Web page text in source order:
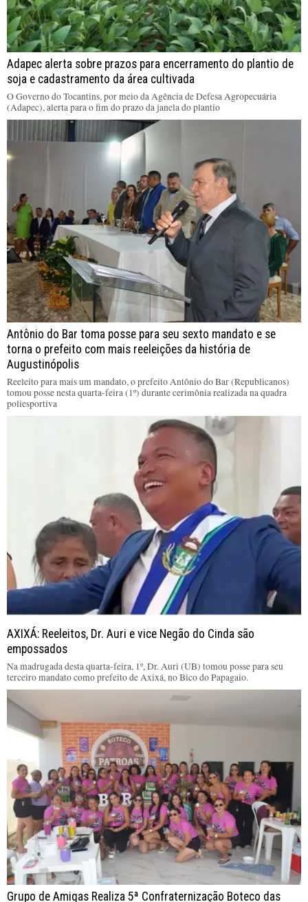
Adapec alerta sobre prazos para encerramento do plantio de
soja e cadastramento da área cultivada
O Governo do Tocantins, por meio da Agência de Defesa Agropecuária
(Adapec), alerta para o fim do prazo da janela do plantio
Antônio do Bar toma posse para seu sexto mandato e se
torna o prefeito com mais reeleições da história de
Augustinópolis
Reeleito para mais um mandato, o prefeito Antônio do Bar (Republicanos)
tomou posse nesta quarta-feira (1º) durante cerimônia realizada na quadra
poliesportiva
AXIXÁ: Reeleitos, Dr. Auri e vice Negão do Cinda são
empossados
Na madrugada desta quarta-feira, 1º, Dr. Auri (UB) tomou posse para seu
terceiro mandato como prefeito de Axixá, no Bico do Papagaio.
Grupo de Amigas Realiza 5ª Confraternização Boteco das